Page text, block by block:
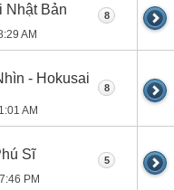
Nhật Bản
AM
8
- Hokusai
AM
8
Sĩ
PM
5